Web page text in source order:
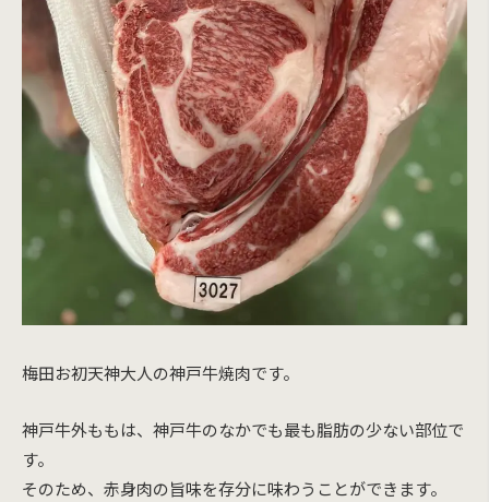
梅田お初天神大人の神戸牛焼肉です。
神戸牛外ももは、神戸牛のなかでも最も脂肪の少ない部位で
す。
そのため、赤身肉の旨味を存分に味わうことができます。